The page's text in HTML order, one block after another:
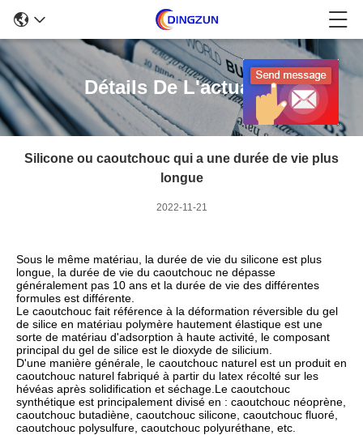
Détails De L'actualité
Silicone ou caoutchouc qui a une durée de vie plus
longue
2022-11-21
Sous le même matériau, la durée de vie du silicone est plus
longue, la durée de vie du caoutchouc ne dépasse
généralement pas 10 ans et la durée de vie des différentes
formules est différente.
Le caoutchouc fait référence à la déformation réversible du gel
de silice en matériau polymère hautement élastique est une
sorte de matériau d'adsorption à haute activité, le composant
principal du gel de silice est le dioxyde de silicium.
D'une manière générale, le caoutchouc naturel est un produit en
caoutchouc naturel fabriqué à partir du latex récolté sur les
hévéas après solidification et séchage.Le caoutchouc
synthétique est principalement divisé en : caoutchouc néoprène,
caoutchouc butadiène, caoutchouc silicone, caoutchouc fluoré,
caoutchouc polysulfure, caoutchouc polyuréthane, etc.